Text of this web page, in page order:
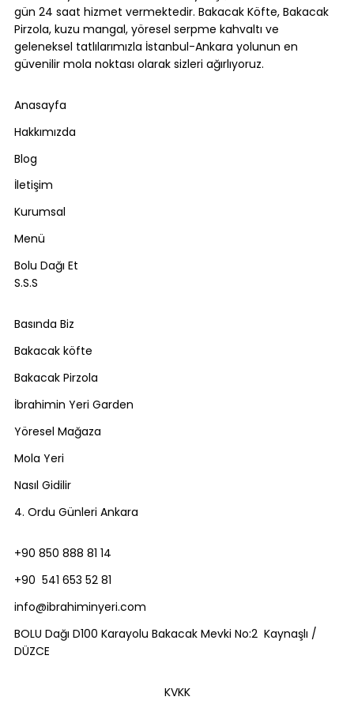
gün 24 saat hizmet vermektedir. Bakacak Köfte, Bakacak
Pirzola, kuzu mangal, yöresel serpme kahvaltı ve
geleneksel tatlılarımızla İstanbul-Ankara yolunun en
güvenilir mola noktası olarak sizleri ağırlıyoruz.
Anasayfa
Hakkımızda
Blog
İletişim
Kurumsal
Menü
Bolu Dağı Et
S.S.S
Basında Biz
Bakacak köfte
Bakacak Pirzola
İbrahimin Yeri Garden
Yöresel Mağaza
Mola Yeri
Nasıl Gidilir
4. Ordu Günleri Ankara
+90 850 888 81 14
+90 541 653 52 81
info@ibrahiminyeri.com
BOLU Dağı D100 Karayolu Bakacak Mevki No:2 Kaynaşlı /
DÜZCE
KVKK